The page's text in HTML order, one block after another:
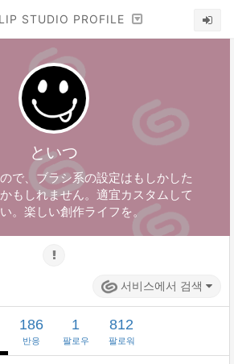
STUDIO PROFILE
といつ
で、ブラシ系の設定はもしかした
もしれません。適宜カスタムして
。楽しい創作ライフを。
서비스에서 검색
186
반응
1
팔로우
812
팔로워